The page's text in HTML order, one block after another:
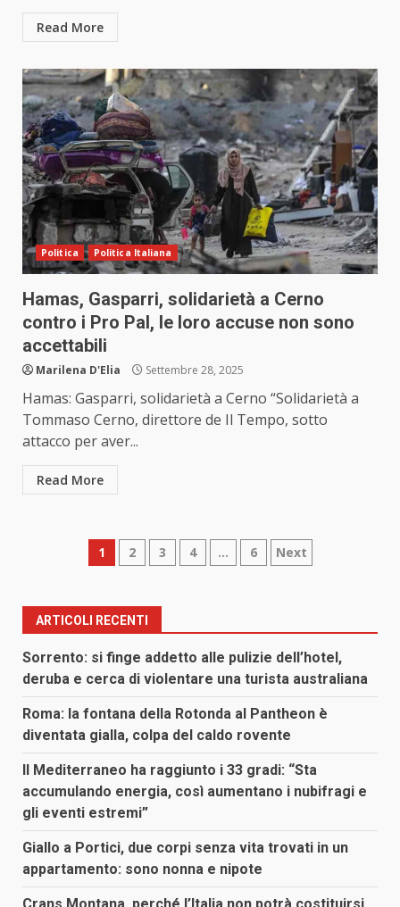
Read More
Politica Politica Italiana
Hamas, Gasparri, solidarietà a Cerno
contro i Pro Pal, le loro accuse non sono
accettabili
Marilena D'Elia Settembre 28, 2025
Hamas: Gasparri, solidarietà a Cerno “Solidarietà a
Tommaso Cerno, direttore de Il Tempo, sotto
attacco per aver...
Read More
Paginazione
articoli
1 2 3 4 … 6 Next
ARTICOLI RECENTI
Sorrento: si finge addetto alle pulizie dell’hotel,
deruba e cerca di violentare una turista australiana
Roma: la fontana della Rotonda al Pantheon è
diventata gialla, colpa del caldo rovente
Il Mediterraneo ha raggiunto i 33 gradi: “Sta
accumulando energia, così aumentano i nubifragi e
gli eventi estremi”
Giallo a Portici, due corpi senza vita trovati in un
appartamento: sono nonna e nipote